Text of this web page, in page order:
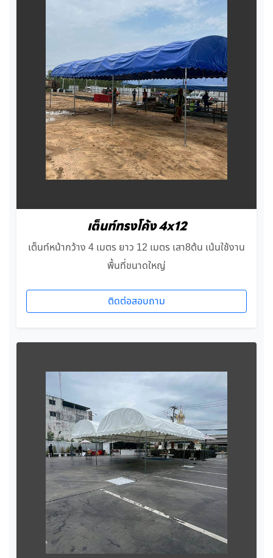
เต็นท์ทรงโค้ง 4x12
เต็นท์หน้ากว้าง 4 เมตร ยาว 12 เมตร เสา8ต้น เน้นใช้งาน
พื้นที่ขนาดใหญ่
ติดต่อสอบถาม